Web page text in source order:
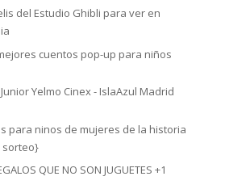
del Estudio Ghibli para ver en
cuentos pop-up para niños
Yelmo Cinex - IslaAzul Madrid
para ninos de mujeres de la historia
sorteo}
QUE NO SON JUGUETES +1